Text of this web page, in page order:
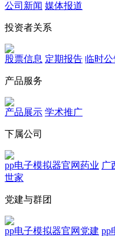
公司新闻 媒体报道
投资者关系
股票信息 定期报告 临时
产品服务
产品展示 学术推广
下属公司
pp电子模拟器官网药业 广
世家
党建与群团
pp电子模拟器官网党建 pp